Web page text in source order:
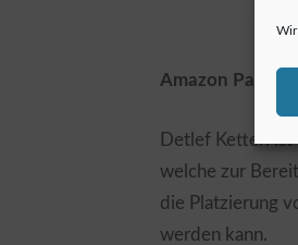
Wir
Amazon Partner
Detlef Ketterl
welche zur
die Platzierung
werden kann.